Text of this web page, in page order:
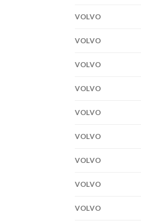
VOLVO
VOLVO
VOLVO
VOLVO
VOLVO
VOLVO
VOLVO
VOLVO
VOLVO